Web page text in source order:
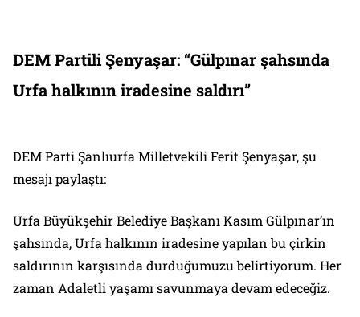
DEM Partili Şenyaşar: “Gülpınar şahsında
Urfa halkının iradesine saldırı”
DEM Parti Şanlıurfa Milletvekili Ferit Şenyaşar, şu
mesajı paylaştı:
Urfa Büyükşehir Belediye Başkanı Kasım Gülpınar’ın
şahsında, Urfa halkının iradesine yapılan bu çirkin
saldırının karşısında durduğumuzu belirtiyorum. Her
zaman Adaletli yaşamı savunmaya devam edeceğiz.